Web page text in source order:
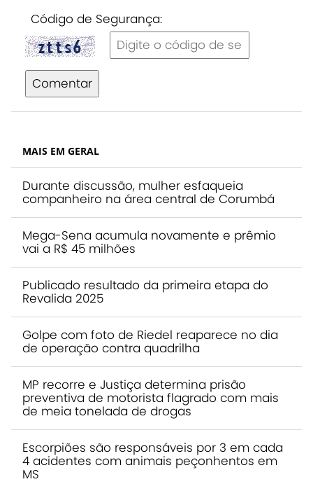
Código de Segurança:
Comentar
MAIS EM GERAL
Durante discussão, mulher esfaqueia
companheiro na área central de Corumbá
Mega-Sena acumula novamente e prêmio
vai a R$ 45 milhões
Publicado resultado da primeira etapa do
Revalida 2025
Golpe com foto de Riedel reaparece no dia
de operação contra quadrilha
MP recorre e Justiça determina prisão
preventiva de motorista flagrado com mais
de meia tonelada de drogas
Escorpiões são responsáveis por 3 em cada
4 acidentes com animais peçonhentos em
MS